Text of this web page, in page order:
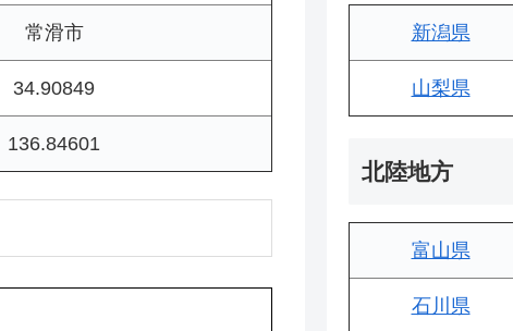
常滑市
34.90849
136.84601
新潟県
山梨県
北陸地方
富山県
石川県